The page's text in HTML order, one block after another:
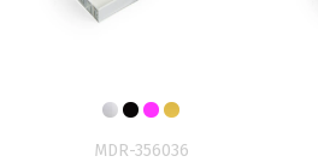
MDR-356036